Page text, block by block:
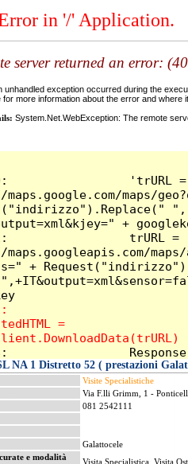
NA 1 Distretto 52 ( prestazioni
Visite Specialistiche
Via F.lli Grimm, 1 -
081 2542111
Galattocele
e modalità
Visita Specialistica, Visita